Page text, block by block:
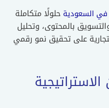
السعودية حلولًا متكاملة
بالمحتوى، وتحليل
على تحقيق نمو رقمي